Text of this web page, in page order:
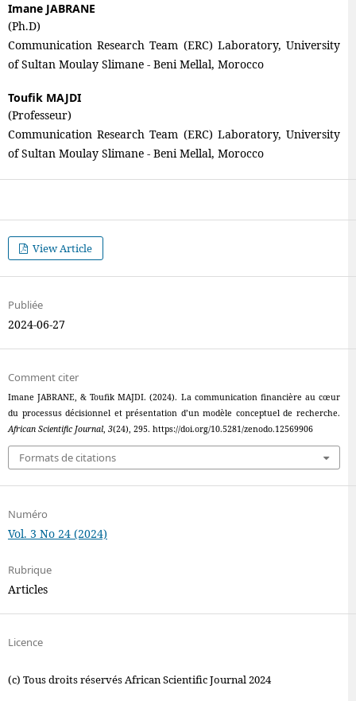
Imane JABRANE
(Ph.D)
Communication Research Team (ERC) Laboratory, University
of Sultan Moulay Slimane - Beni Mellal, Morocco
Toufik MAJDI
(Professeur)
Communication Research Team (ERC) Laboratory, University
of Sultan Moulay Slimane - Beni Mellal, Morocco
View Article
Publiée
2024-06-27
Comment citer
Imane JABRANE, & Toufik MAJDI. (2024). La communication financière au cœur
du processus décisionnel et présentation d’un modèle conceptuel de recherche.
African Scientific Journal, 3(24), 295. https://doi.org/10.5281/zenodo.12569906
Formats de citations
Numéro
Vol. 3 No 24 (2024)
Rubrique
Articles
Licence
(c) Tous droits réservés African Scientific Journal 2024